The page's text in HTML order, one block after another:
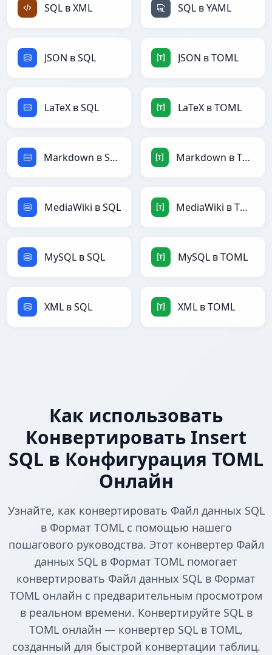
SQL в XML SQL в YAML
JSON в SQL JSON в TOML
LaTeX в SQL LaTeX в TOML
Markdown в SQL Markdown в TOML
MediaWiki в SQL MediaWiki в TOML
MySQL в SQL MySQL в TOML
XML в SQL XML в TOML
Как использовать
Конвертировать Insert
SQL в Конфигурация TOML
Онлайн
Узнайте, как конвертировать Файл данных SQL
в Формат TOML с помощью нашего
пошагового руководства. Этот конвертер Файл
данных SQL в Формат TOML помогает
конвертировать Файл данных SQL в Формат
TOML онлайн с предварительным просмотром
в реальном времени. Конвертируйте SQL в
TOML онлайн — конвертер SQL в TOML,
созданный для быстрой конвертации таблиц.